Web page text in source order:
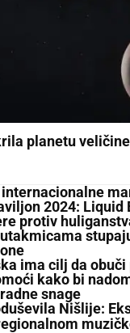
planetu
2024: Liquid
protiv
ima cilj da
kako bi
snage
Nišlije: